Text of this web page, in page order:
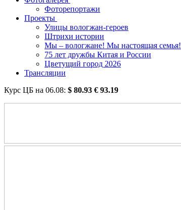
Фоторепортажи
Проекты
Улицы вологжан-героев
Штрихи истории
Мы – вологжане! Мы настоящая семья!
75 лет дружбы Китая и России
Цветущий город 2026
Трансляции
Курс ЦБ на 06.08: $ 80.93 € 93.19